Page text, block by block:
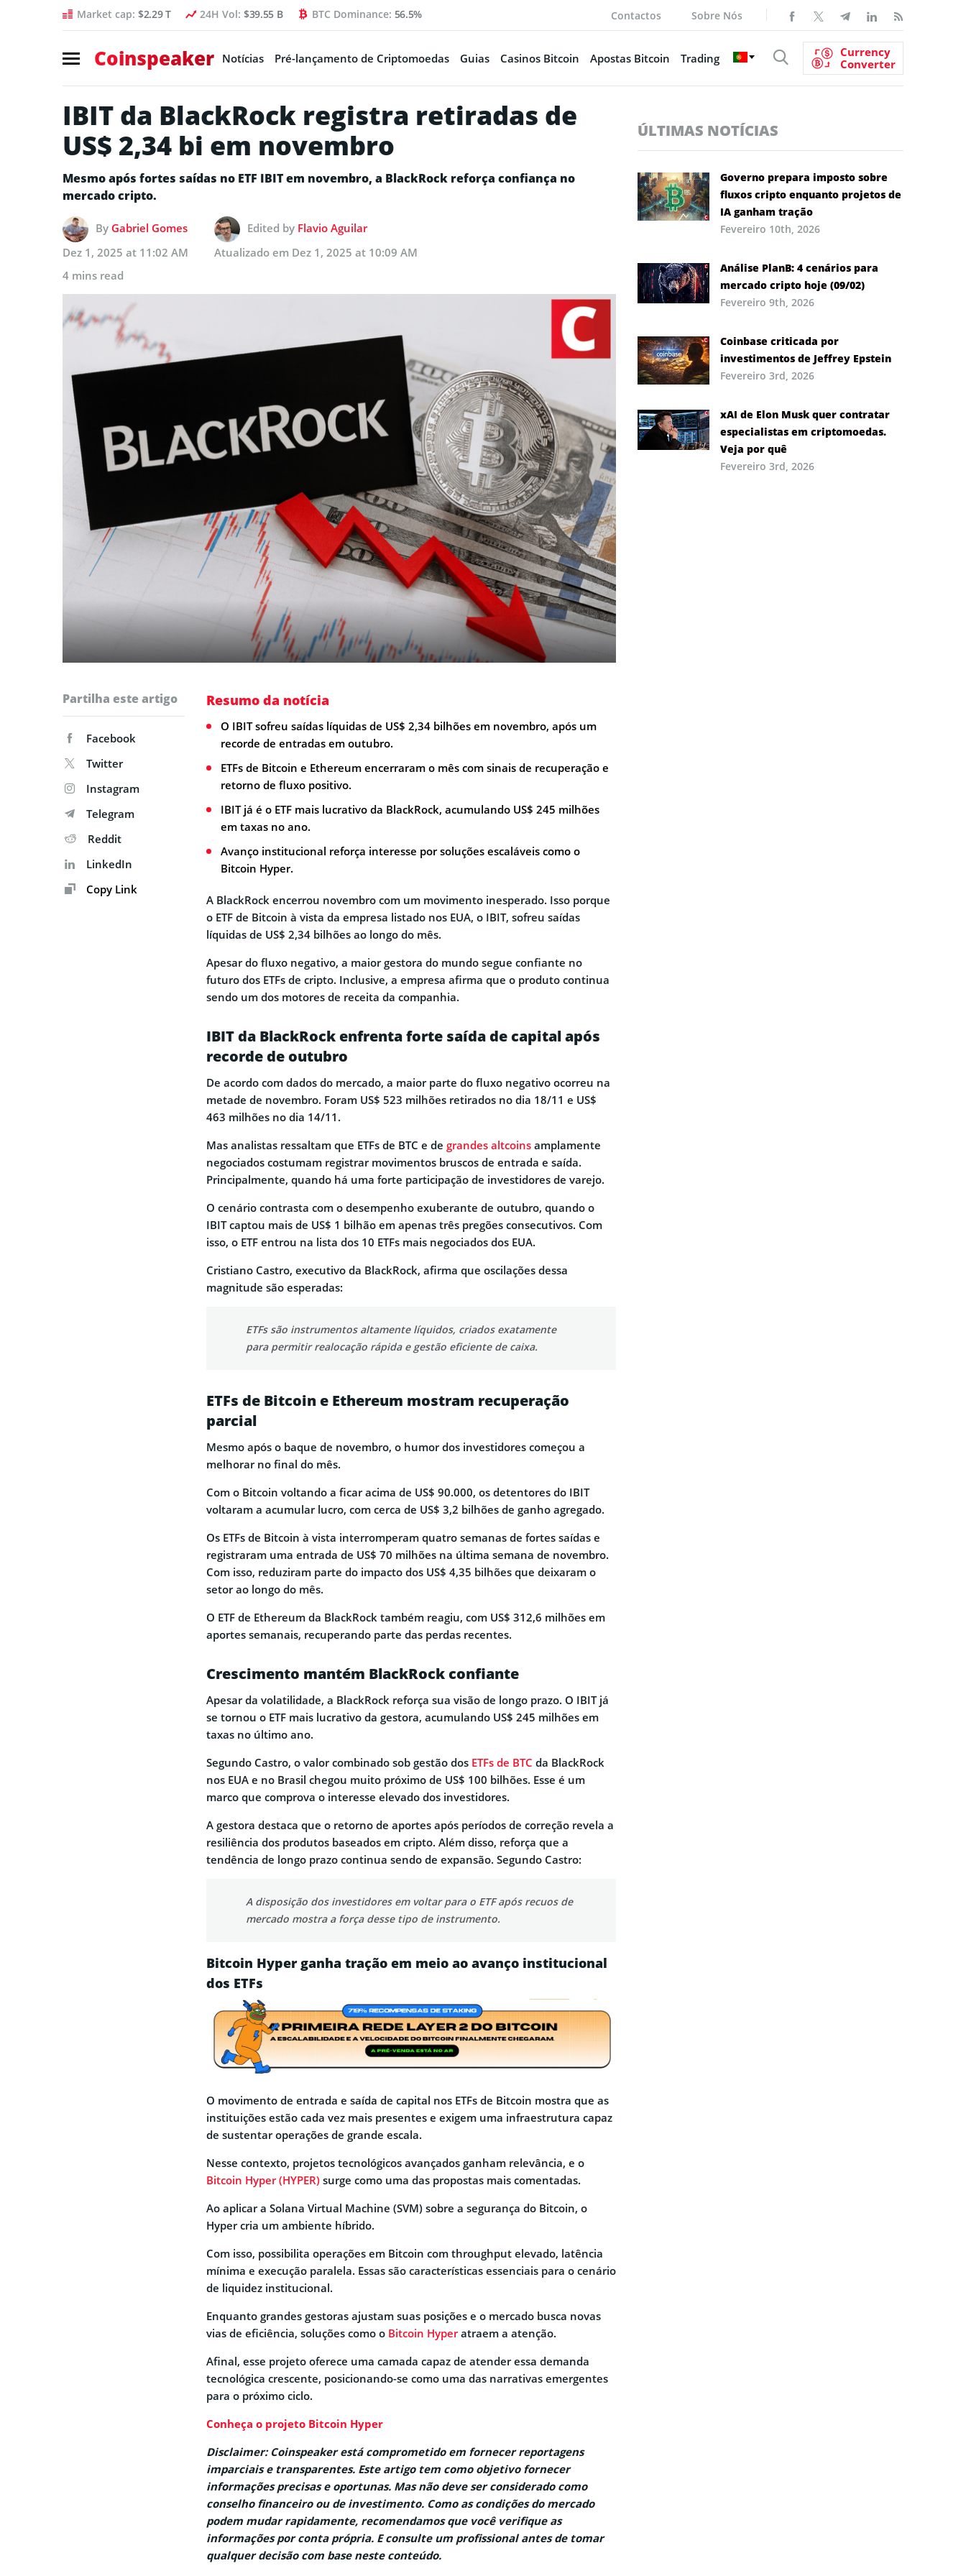
Market cap: $2.29 T 24H Vol: $39.55 B BTC Dominance: 56.5% Contactos Sobre Nós
Coinspeaker Notícias Pré-lançamento de Criptomoedas Guias Casinos Bitcoin Apostas Bitcoin Trading
Currency
Converter
IBIT da BlackRock registra retiradas de
US$ 2,34 bi em novembro
Mesmo após fortes saídas no ETF IBIT em novembro, a BlackRock reforça confiança no
mercado cripto.
By Gabriel Gomes Edited by Flavio Aguilar
Dez 1, 2025 at 11:02 AM
Atualizado em Dez 1, 2025 at 10:09 AM
4 mins read
Partilha este artigo
Facebook
Twitter
Instagram
Telegram
Reddit
LinkedIn
Copy Link
Resumo da notícia
O IBIT sofreu saídas líquidas de US$ 2,34 bilhões em novembro, após um
recorde de entradas em outubro.
ETFs de Bitcoin e Ethereum encerraram o mês com sinais de recuperação e
retorno de fluxo positivo.
IBIT já é o ETF mais lucrativo da BlackRock, acumulando US$ 245 milhões
em taxas no ano.
Avanço institucional reforça interesse por soluções escaláveis como o
Bitcoin Hyper.
A BlackRock encerrou novembro com um movimento inesperado. Isso porque
o ETF de Bitcoin à vista da empresa listado nos EUA, o IBIT, sofreu saídas
líquidas de US$ 2,34 bilhões ao longo do mês.
Apesar do fluxo negativo, a maior gestora do mundo segue confiante no
futuro dos ETFs de cripto. Inclusive, a empresa afirma que o produto continua
sendo um dos motores de receita da companhia.
IBIT da BlackRock enfrenta forte saída de capital após
recorde de outubro
De acordo com dados do mercado, a maior parte do fluxo negativo ocorreu na
metade de novembro. Foram US$ 523 milhões retirados no dia 18/11 e US$
463 milhões no dia 14/11.
Mas analistas ressaltam que ETFs de BTC e de grandes altcoins amplamente
negociados costumam registrar movimentos bruscos de entrada e saída.
Principalmente, quando há uma forte participação de investidores de varejo.
O cenário contrasta com o desempenho exuberante de outubro, quando o
IBIT captou mais de US$ 1 bilhão em apenas três pregões consecutivos. Com
isso, o ETF entrou na lista dos 10 ETFs mais negociados dos EUA.
Cristiano Castro, executivo da BlackRock, afirma que oscilações dessa
magnitude são esperadas:
ETFs são instrumentos altamente líquidos, criados exatamente
para permitir realocação rápida e gestão eficiente de caixa.
ETFs de Bitcoin e Ethereum mostram recuperação
parcial
Mesmo após o baque de novembro, o humor dos investidores começou a
melhorar no final do mês.
Com o Bitcoin voltando a ficar acima de US$ 90.000, os detentores do IBIT
voltaram a acumular lucro, com cerca de US$ 3,2 bilhões de ganho agregado.
Os ETFs de Bitcoin à vista interromperam quatro semanas de fortes saídas e
registraram uma entrada de US$ 70 milhões na última semana de novembro.
Com isso, reduziram parte do impacto dos US$ 4,35 bilhões que deixaram o
setor ao longo do mês.
O ETF de Ethereum da BlackRock também reagiu, com US$ 312,6 milhões em
aportes semanais, recuperando parte das perdas recentes.
Crescimento mantém BlackRock confiante
Apesar da volatilidade, a BlackRock reforça sua visão de longo prazo. O IBIT já
se tornou o ETF mais lucrativo da gestora, acumulando US$ 245 milhões em
taxas no último ano.
Segundo Castro, o valor combinado sob gestão dos ETFs de BTC da BlackRock
nos EUA e no Brasil chegou muito próximo de US$ 100 bilhões. Esse é um
marco que comprova o interesse elevado dos investidores.
A gestora destaca que o retorno de aportes após períodos de correção revela a
resiliência dos produtos baseados em cripto. Além disso, reforça que a
tendência de longo prazo continua sendo de expansão. Segundo Castro:
A disposição dos investidores em voltar para o ETF após recuos de
mercado mostra a força desse tipo de instrumento.
Bitcoin Hyper ganha tração em meio ao avanço institucional
dos ETFs
O movimento de entrada e saída de capital nos ETFs de Bitcoin mostra que as
instituições estão cada vez mais presentes e exigem uma infraestrutura capaz
de sustentar operações de grande escala.
Nesse contexto, projetos tecnológicos avançados ganham relevância, e o
Bitcoin Hyper (HYPER) surge como uma das propostas mais comentadas.
Ao aplicar a Solana Virtual Machine (SVM) sobre a segurança do Bitcoin, o
Hyper cria um ambiente híbrido.
Com isso, possibilita operações em Bitcoin com throughput elevado, latência
mínima e execução paralela. Essas são características essenciais para o cenário
de liquidez institucional.
Enquanto grandes gestoras ajustam suas posições e o mercado busca novas
vias de eficiência, soluções como o Bitcoin Hyperatraem a atenção.
Afinal, esse projeto oferece uma camada capaz de atender essa demanda
tecnológica crescente, posicionando-se como uma das narrativas emergentes
para o próximo ciclo.
Conheça o projeto Bitcoin Hyper
Disclaimer: Coinspeaker está comprometido em fornecer reportagens
imparciais e transparentes. Este artigo tem como objetivo fornecer
informações precisas e oportunas. Mas não deve ser considerado como
conselho financeiro ou de investimento. Como as condições do mercado
podem mudar rapidamente, recomendamos que você verifique as
informações por conta própria. E consulte um profissional antes de tomar
qualquer decisão com base neste conteúdo.
ÚLTIMAS NOTÍCIAS
Governo prepara imposto sobre
fluxos cripto enquanto projetos de
IA ganham tração
Fevereiro 10th, 2026
Análise PlanB: 4 cenários para
mercado cripto hoje (09/02)
Fevereiro 9th, 2026
Coinbase criticada por
investimentos de Jeffrey Epstein
Fevereiro 3rd, 2026
xAI de Elon Musk quer contratar
especialistas em criptomoedas.
Veja por quê
Fevereiro 3rd, 2026